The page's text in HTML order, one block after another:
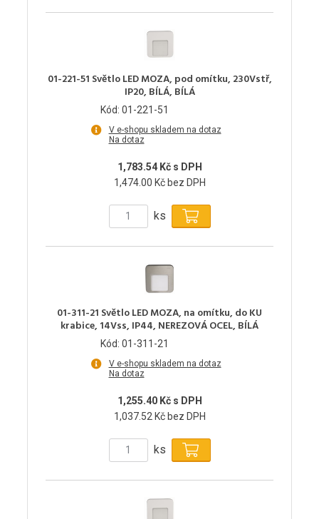
01-221-51 Světlo LED MOZA, pod omítku, 230Vstř,
IP20, BÍLÁ, BÍLÁ
Kód: 01-221-51
V e-shopu skladem na dotaz
Na dotaz
1,783.54 Kč s DPH
1,474.00 Kč bez DPH
ks
01-311-21 Světlo LED MOZA, na omítku, do KU
krabice, 14Vss, IP44, NEREZOVÁ OCEL, BÍLÁ
Kód: 01-311-21
V e-shopu skladem na dotaz
Na dotaz
1,255.40 Kč s DPH
1,037.52 Kč bez DPH
ks